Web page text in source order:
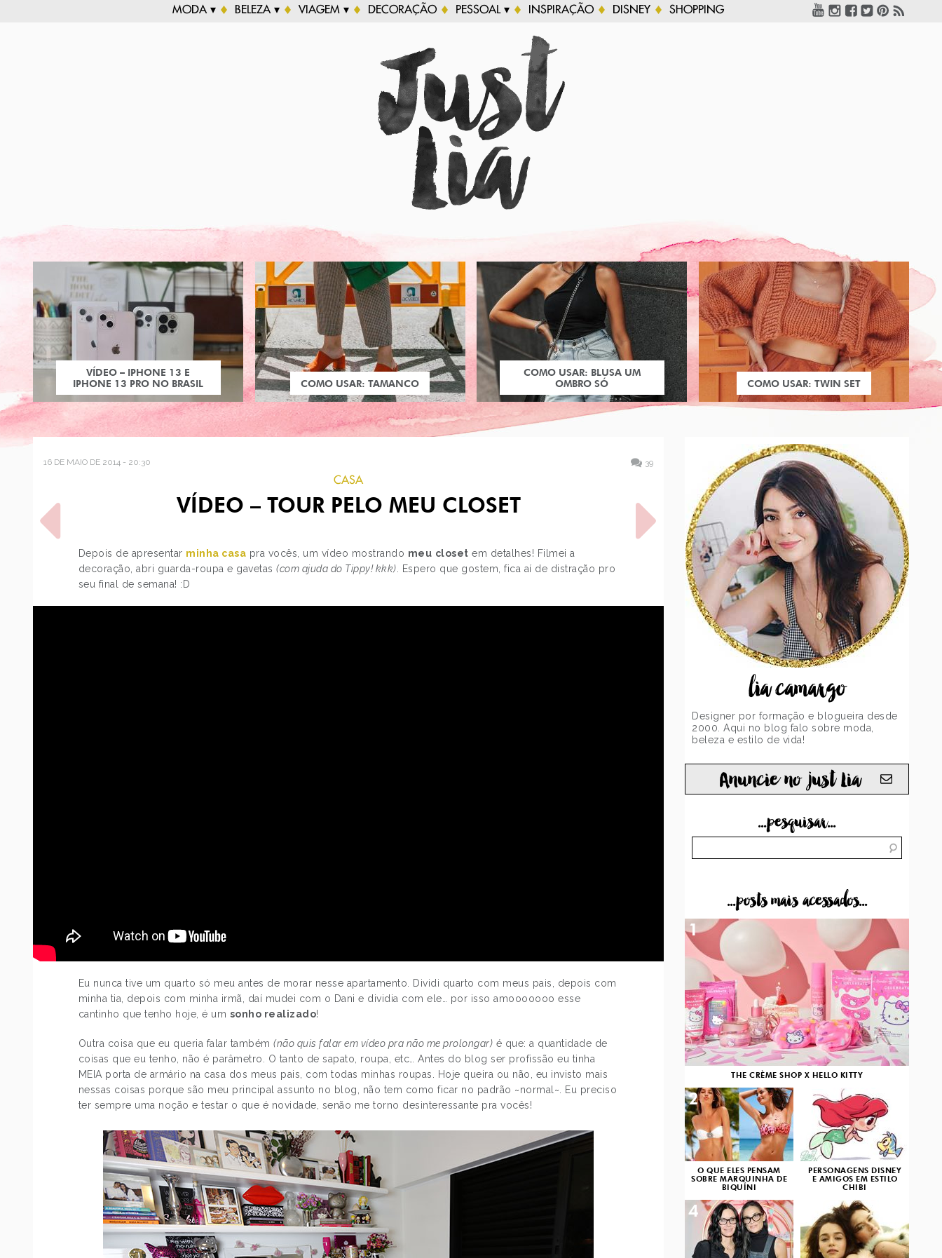
MODA ▾ BELEZA ▾ VIAGEM ▾ DECORAÇÃO PESSOAL ▾ INSPIRAÇÃO DISNEY SHOPPING
VÍDEO – IPHONE 13 E
IPHONE 13 PRO NO BRASIL
COMO USAR: TAMANCO
COMO USAR: BLUSA UM
OMBRO SÓ
COMO USAR: TWIN SET
16 DE MAIO DE 2014 - 20:30 39
CASA
VÍDEO – TOUR PELO MEU CLOSET
Depois de apresentar minha casa pra vocês, um vídeo mostrando meu closet em detalhes! Filmei a
decoração, abri guarda-roupa e gavetas(com ajuda do Tippy! kkk) . Espero que gostem, fica aí de distração pro
seu final de semana! :D
Eu nunca tive um quarto só meu antes de morar nesse apartamento. Dividi quarto com meus pais, depois com
minha tia, depois com minha irmã, daí mudei com o Dani e dividia com ele… por isso amooooooo esse
cantinho que tenho hoje, é um sonho realizado!
Outra coisa que eu queria falar também(não quis falar em vídeo pra não me prolongar) é que: a quantidade de
coisas que eu tenho, não é parâmetro. O tanto de sapato, roupa, etc… Antes do blog ser profissão eu tinha
MEIA porta de armário na casa dos meus pais, com todas minhas roupas. Hoje queira ou não, eu invisto mais
nessas coisas porque são meu principal assunto no blog, não tem como ficar no padrão ~normal~. Eu preciso
ter sempre uma noção e testar o que é novidade, senão me torno desinteressante pra vocês!
ESTILO: GIOVANNA
4 JEITOS DE USAR:
lia camargo
Designer por formação e blogueira desde
2000. Aqui no blog falo sobre moda,
beleza e estilo de vida!
Anuncie no just Lia
...pesquisar...
...posts mais acessados...
THE CRÈME SHOP X HELLO KITTY
1
O QUE ELES PENSAM
SOBRE MARQUINHA DE
BIQUÍNI
2
PERSONAGENS DISNEY
E AMIGOS EM ESTILO
CHIBI
3
4